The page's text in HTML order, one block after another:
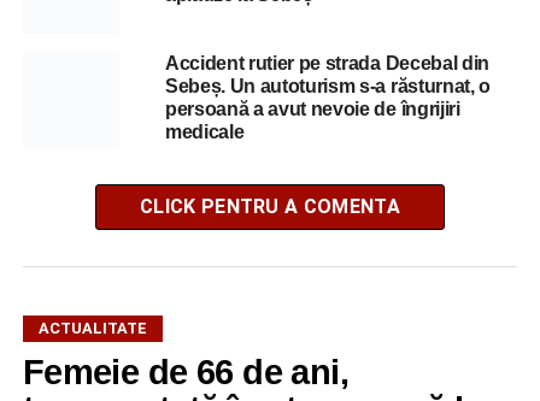
Accident rutier pe strada Decebal din
Sebeș. Un autoturism s-a răsturnat, o
persoană a avut nevoie de îngrijiri
medicale
CLICK PENTRU A COMENTA
ACTUALITATE
Femeie de 66 de ani,